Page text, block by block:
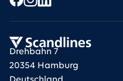
Drehbahn 7
20354 Hamburg